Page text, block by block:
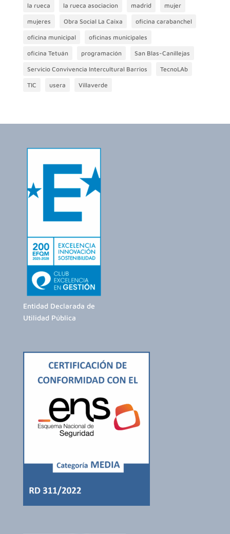
la rueca la rueca asociacion madrid mujer
mujeres Obra Social La Caixa oficina carabanchel
oficina municipal oficinas municipales
oficina Tetuán programación San Blas-Canillejas
Servicio Convivencia Intercultural Barrios TecnoLAb
TIC usera Villaverde
Entidad Declarada de
Utilidad Pública